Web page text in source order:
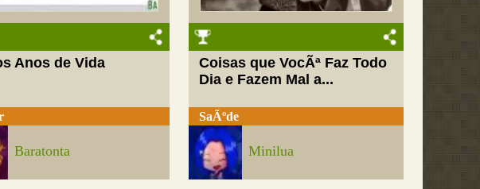
Anos de Vida
Baratonta
Coisas que VocÃª Faz Todo
Dia e Fazem Mal a...
SaÃºde
Minilua